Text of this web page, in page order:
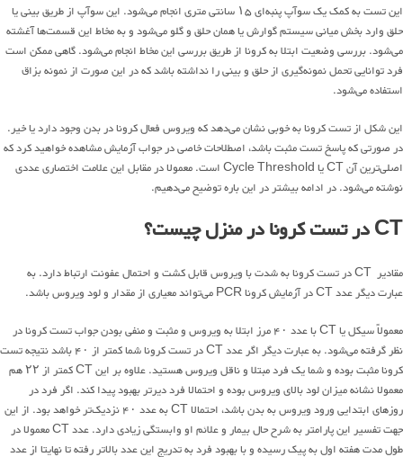
این تست به کمک یک سوآپ پنبه‌ای ۱۵ سانتی متری انجام می‌شود. این سوآپ از طریق بینی یا
حلق وارد بخش میانی سیستم گوارش یا همان حلق و گلو می‌شود و به مخاط این قسمت‌ها آغشته
می‌شود. بررسی وضعیت ابتلا به کرونا از طریق بررسی این مخاط انجام می‌شود. گاهی ممکن است
فرد توانایی تحمل نمونه‌گیری از حلق و بینی را نداشته باشد که در این صورت از نمونه بزاق
استفاده می‌شود.
این شکل از تست کرونا به خوبی نشان می‌دهد که ویروس فعال کرونا در بدن وجود دارد یا خیر.
در صورتی که پاسخ تست مثبت باشد، اصطلاحات خاصی در جواب آزمایش مشاهده خواهید کرد که
اصلی‌ترین آن CT یا Cycle Threshold است. معمولا در مقابل این علامت اختصاری عددی
نوشته می‌شود. در ادامه بیشتر در این باره توضیح می‌دهیم.
CT در تست کرونا در منزل چیست؟
مقادیر CT در تست کرونا به شدت با ویروس قابل کشت و احتمال عفونت ارتباط دارد. به
عبارت دیگر عدد CT در آزمایش کرونا PCR می‌تواند معیاری از مقدار و لود ویروس باشد.
معمولاً سیکل یا CT با عدد ۴۰ مرز ابتلا به ویروس و مثبت و منفی بودن جواب تست کرونا در
نظر گرفته می‌شود. به عبارت دیگر اگر عدد CT در تست کرونا شما کمتر از ۴۰ باشد نتیجه تست
کرونا مثبت بوده و شما یک فرد مبتلا و ناقل ویروس هستید. علاوه بر این CT کمتر از ۲۲ هم
معمولا نشانه میزان لود بالای ویروس بوده و احتمالا فرد دیرتر بهبود پیدا کند. اگر فرد در
روزهای ابتدایی ورود ویروس به بدن باشد، احتمالا CT به عدد ۴۰ نزدیک‌تر خواهد بود. از این
جهت تفسیر این پارامتر به شرح حال بیمار و علائم او وابستگی زیادی دارد. عدد CT معمولا در
طول مدت هفته اول به پیک رسیده و با بهبود فرد به تدریج این عدد بالاتر رفته تا نهایتا از عدد